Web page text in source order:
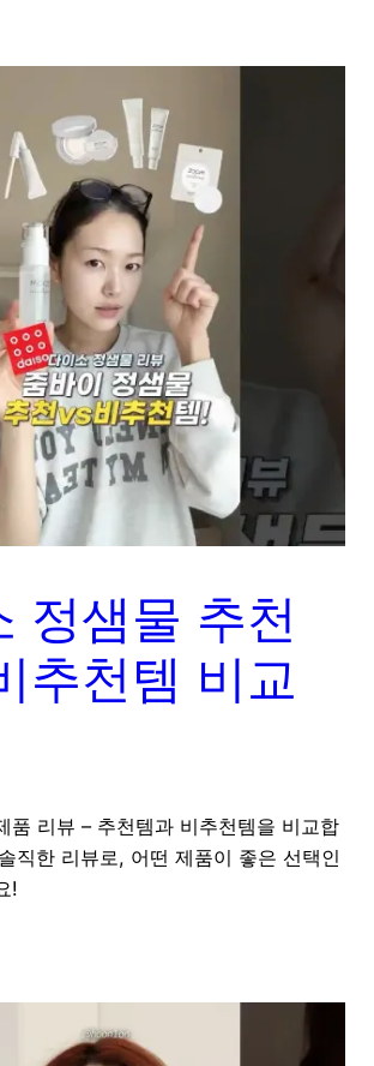
정샘물 추천
추천템 비교
품 리뷰 – 추천템과 비추천템을 비교합
직한 리뷰로, 어떤 제품이 좋은 선택인
!